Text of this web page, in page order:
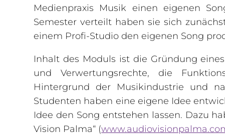
Medienpraxis Musik einen eigenen
Semester verteilt haben sie sich
einem Profi-Studio den eigenen Song
Inhalt des Moduls ist die Gründung
und Verwertungsrechte, die
Hintergrund der Musikindustrie und
Studenten haben eine eigene Idee
Idee den Song entstehen lassen. Dazu
Vision Palma“ (